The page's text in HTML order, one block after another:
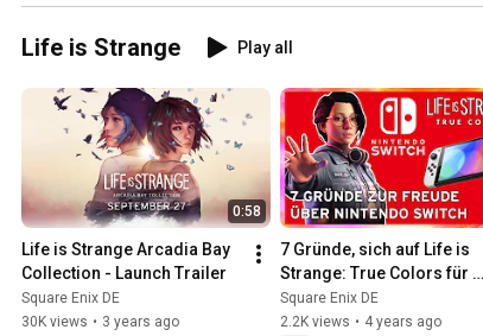
Life is Strange Play all
0:58
Life is Strange Arcadia Bay
Collection - Launch Trailer
Square Enix DE
30K views • 3 years ago
7 Gründe, sich auf Life is
Strange: True Colors für
Nintendo Switch zu freuen
Square Enix DE
2.2K views • 4 years ago